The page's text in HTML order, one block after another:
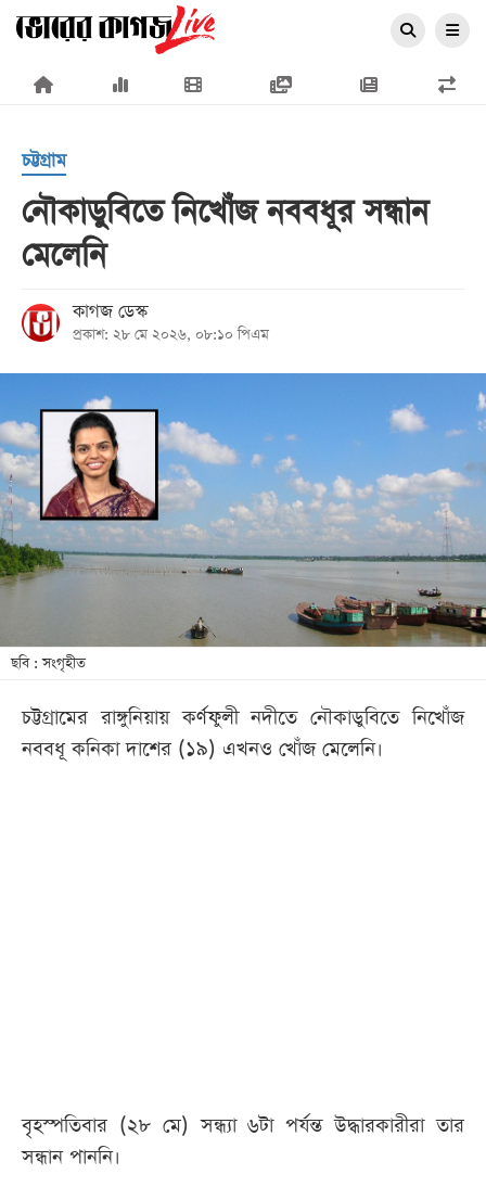
×
প্রচ্ছদ
জাতীয়
রাজনীতি
আন্তর্জাতিক
সারাদেশ
খেলা
বিনোদন
শিক্ষা
বিভাগ
ই-
পেপার
চট্টগ্রাম
নৌকাডুবিতে নিখোঁজ নববধূর সন্ধান
মেলেনি
কাগজ ডেস্ক
প্রকাশ: ২৮ মে ২০২৬, ০৮:১০ পিএম
ছবি : সংগৃহীত
চট্টগ্রামের রাঙ্গুনিয়ায় কর্ণফুলী নদীতে নৌকাডুবিতে নিখোঁজ
নববধূ কনিকা দাশের (১৯) এখনও খোঁজ মেলেনি।
বৃহস্পতিবার (২৮ মে) সন্ধ্যা ৬টা পর্যন্ত উদ্ধারকারীরা তার
সন্ধান পাননি।